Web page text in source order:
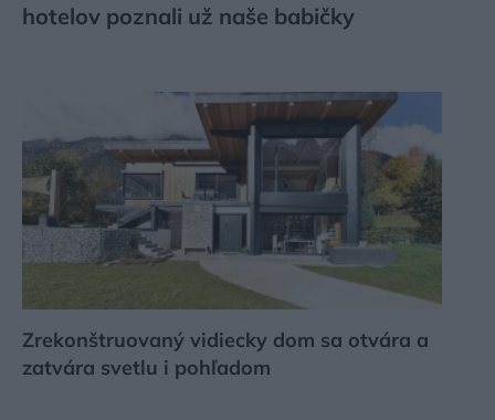
hotelov poznali už naše babičky
Zrekonštruovaný vidiecky dom sa otvára a
zatvára svetlu i pohľadom